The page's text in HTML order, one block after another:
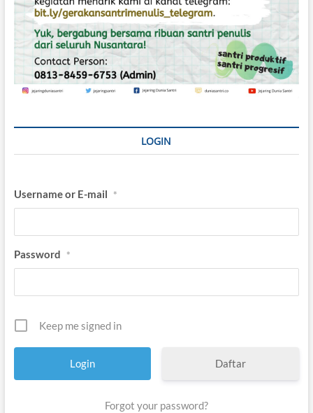
i
t
s
i
LOGIN
Username or E-mail *
Password *
Keep me signed in
Daftar
Forgot your password?